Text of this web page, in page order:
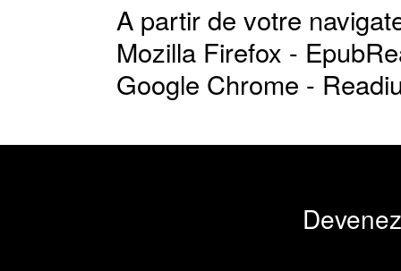
A partir de votre
Mozilla Firefox -
Google Chrome -